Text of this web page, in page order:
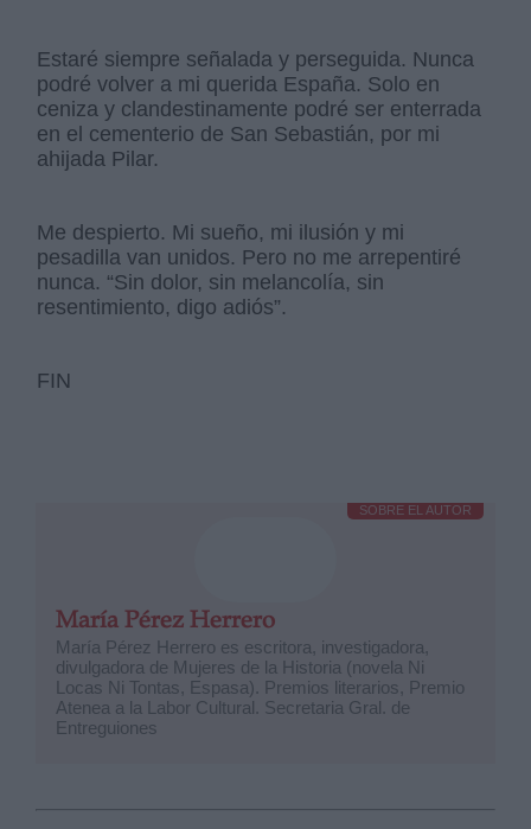
Estaré siempre señalada y perseguida. Nunca
podré volver a mi querida España. Solo en
ceniza y clandestinamente podré ser enterrada
en el cementerio de San Sebastián, por mi
ahijada Pilar.
Me despierto. Mi sueño, mi ilusión y mi
pesadilla van unidos. Pero no me arrepentiré
nunca. “Sin dolor, sin melancolía, sin
resentimiento, digo adiós”.
FIN
SOBRE EL AUTOR
María Pérez Herrero
María Pérez Herrero es escritora, investigadora,
divulgadora de Mujeres de la Historia (novela Ni
Locas Ni Tontas, Espasa). Premios literarios, Premio
Atenea a la Labor Cultural. Secretaria Gral. de
Entreguiones